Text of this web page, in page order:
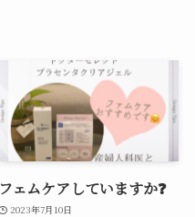
フェムケアしていますか❓
2023年7月10日